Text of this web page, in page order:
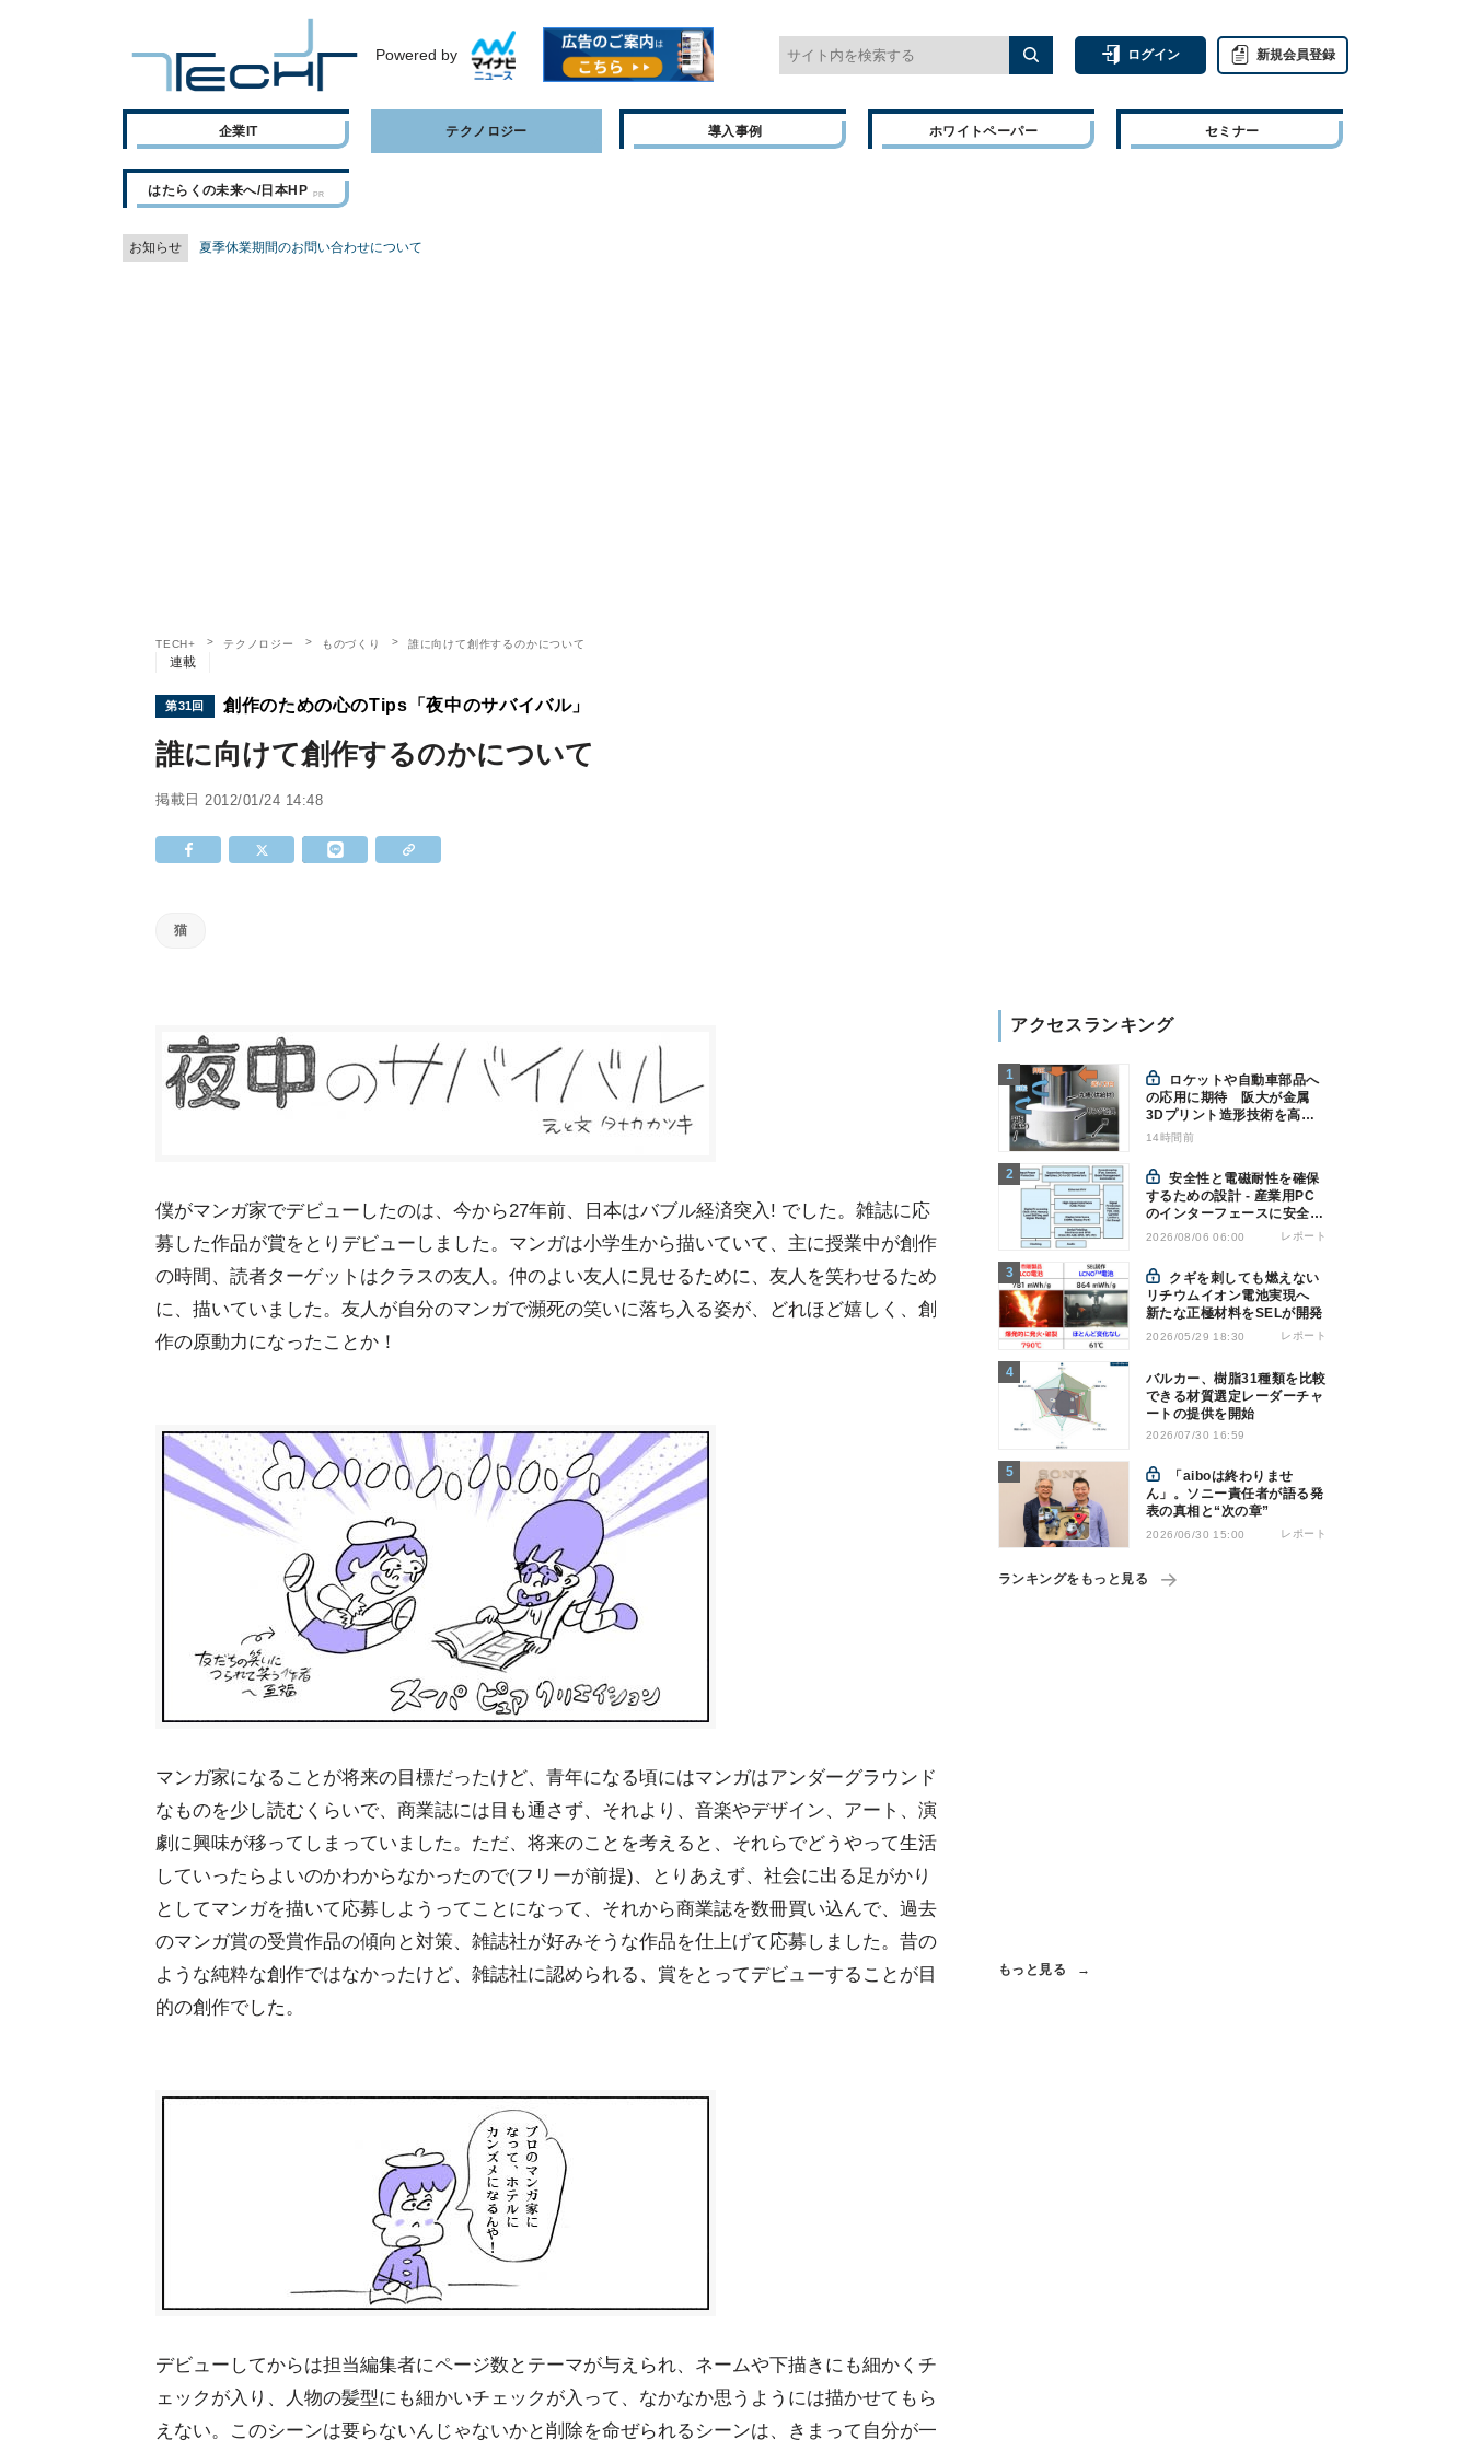
Powered by ログイン 新規会員登録
企業IT テクノロジー 導入事例 ホワイトペーパー セミナー
はたらくの未来へ/日本HP
お知らせ 夏季休業期間のお問い合わせについて
TECH+ テクノロジー ものづくり 誰に向けて創作するのかについて
連載
第31回 創作のための心のTips「夜中のサバイバル」
誰に向けて創作するのかについて
掲載日 2012/01/24 14:48
猫
僕がマンガ家でデビューしたのは、今から27年前、日本はバブル経済突入! でした。雑誌に応
募した作品が賞をとりデビューしました。マンガは小学生から描いていて、主に授業中が創作
の時間、読者ターゲットはクラスの友人。仲のよい友人に見せるために、友人を笑わせるため
に、描いていました。友人が自分のマンガで瀕死の笑いに落ち入る姿が、どれほど嬉しく、創
作の原動力になったことか！
マンガ家になることが将来の目標だったけど、青年になる頃にはマンガはアンダーグラウンド
なものを少し読むくらいで、商業誌には目も通さず、それより、音楽やデザイン、アート、演
劇に興味が移ってしまっていました。ただ、将来のことを考えると、それらでどうやって生活
していったらよいのかわからなかったので(フリーが前提)、とりあえず、社会に出る足がかり
としてマンガを描いて応募しようってことになって、それから商業誌を数冊買い込んで、過去
のマンガ賞の受賞作品の傾向と対策、雑誌社が好みそうな作品を仕上げて応募しました。昔の
ような純粋な創作ではなかったけど、雑誌社に認められる、賞をとってデビューすることが目
的の創作でした。
デビューしてからは担当編集者にページ数とテーマが与えられ、ネームや下描きにも細かくチ
ェックが入り、人物の髪型にも細かいチェックが入って、なかなか思うようには描かせてもら
えない。このシーンは要らないんじゃないかと削除を命ぜられるシーンは、きまって自分が一
アクセスランキング
の応用に期待 阪大が金属
3Dプリント造形技術を高速
化
14時間前
安全性と電磁耐性を確保
するための設計 - 産業用PC
のインターフェースに安全絶
縁を適用する
2026/08/06 06:00 レポート
リチウムイオン電池実現へ
新たな正極材料をSELが開発
2026/05/29 18:30 レポート
バルカー、樹脂31種類を比較
できる材質選定レーダーチャ
ートの提供を開始
2026/07/30 16:59
ん」。ソニー責任者が語る発
表の真相と“次の章”
2026/06/30 15:00 レポート
ランキングをもっと見る
もっと見る